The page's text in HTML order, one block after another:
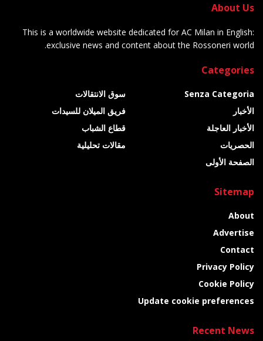
About Us
This is a worldwide website dedicated for AC Milan in English:
exclusive news and content about the Rossoneri world.
Categories
Senza Categoria
الأخبار
الأخبار العاجلة
الحصريات
الصفحة الأولى
سوق الانتقالات
فريق الميلان للسيدات
قطاع الشباب
مقالات تحليلية
Sitemap
About
Advertise
Contact
Privacy Policy
Cookie Policy
Update cookie preferences
Recent News